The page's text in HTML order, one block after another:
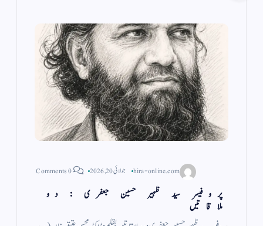
hira-online.com جولائی 20, 2026
پروفیسر سید ظہیر حسین جعفری : دو
ملاقاتیں